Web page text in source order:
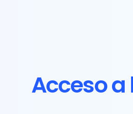
Acceso